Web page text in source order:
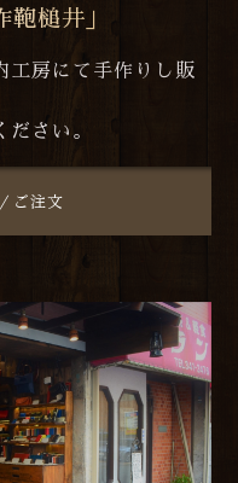
槌井」
工房にて手作りし販
さい。
ご注文